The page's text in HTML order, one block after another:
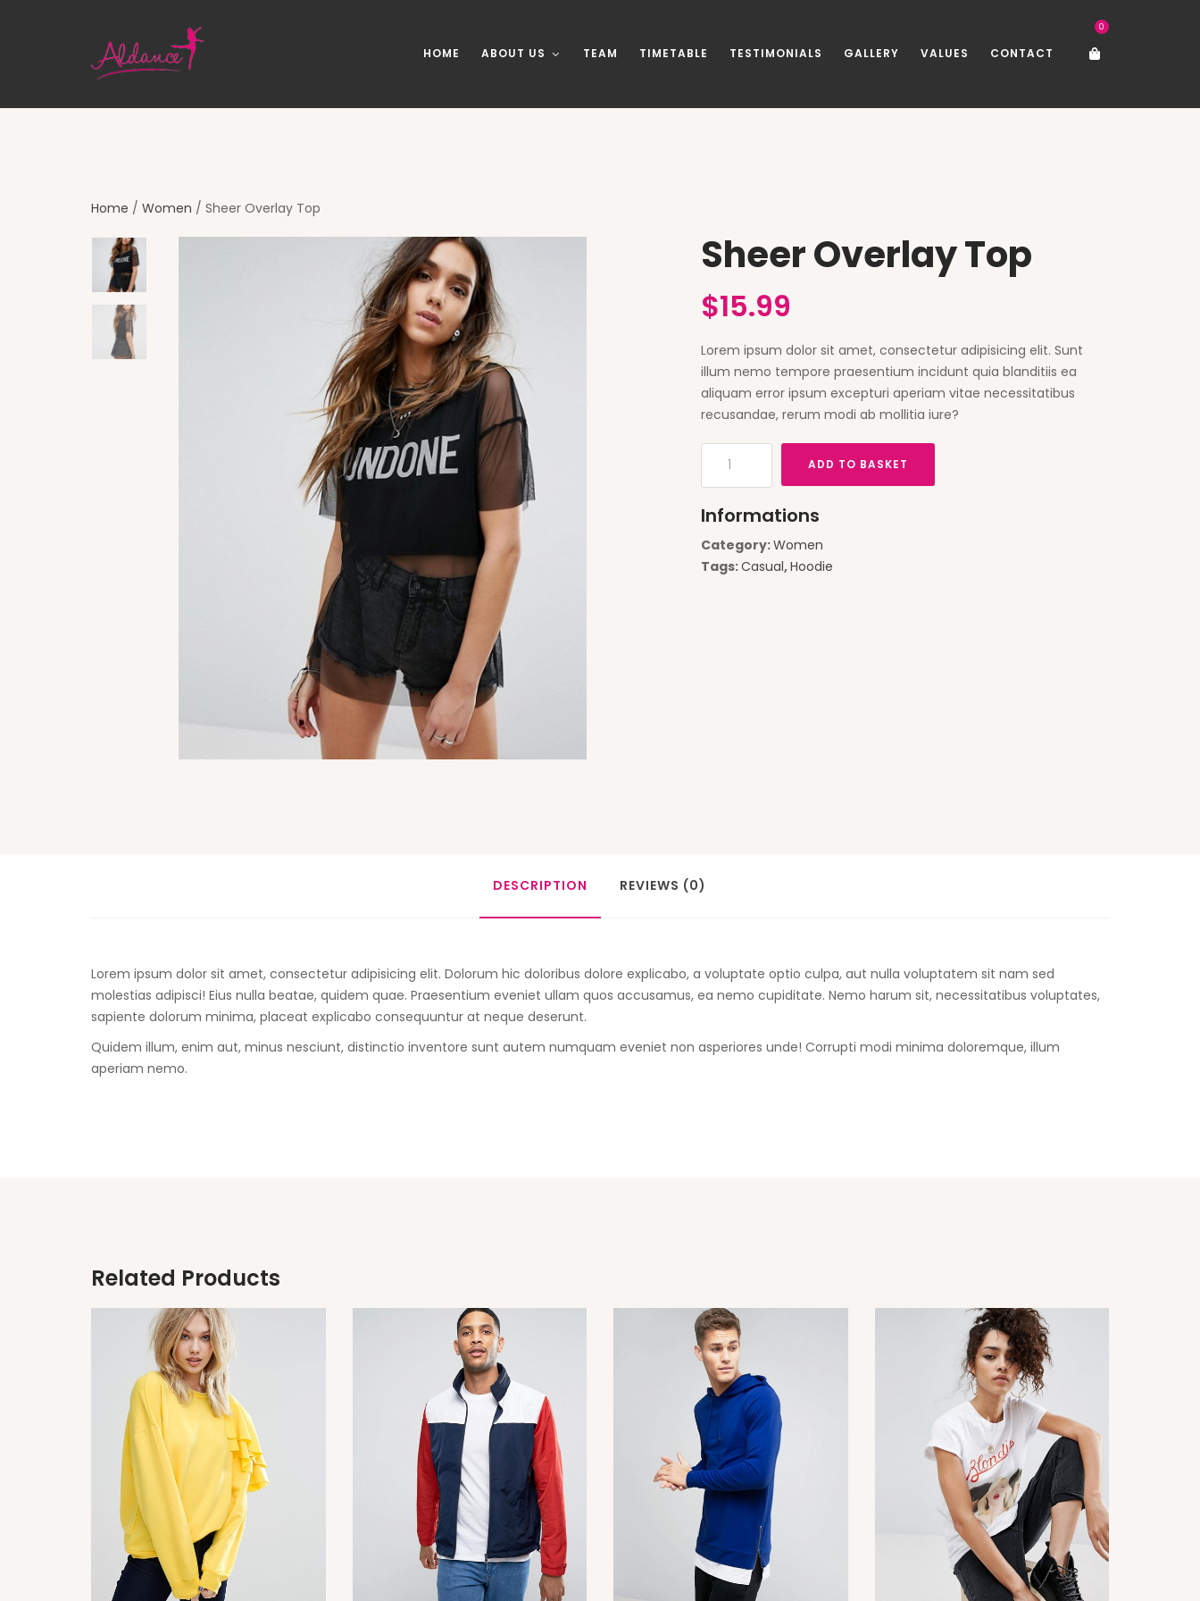
0
HOME ABOUT US TEAM TIMETABLE TESTIMONIALS GALLERY VALUES CONTACT
Home / Women / Sheer Overlay Top
Sheer Overlay Top
$15.99
Lorem ipsum dolor sit amet, consectetur adipisicing elit. Sunt
illum nemo tempore praesentium incidunt quia blanditiis ea
aliquam error ipsum excepturi aperiam vitae necessitatibus
recusandae, rerum modi ab mollitia iure?
ADD TO BASKET
Informations
Category:Women
Tags:Casual,Hoodie
DESCRIPTION REVIEWS (0)
Lorem ipsum dolor sit amet, consectetur adipisicing elit. Dolorum hic doloribus dolore explicabo, a voluptate optio culpa, aut nulla voluptatem sit nam sed
molestias adipisci! Eius nulla beatae, quidem quae. Praesentium eveniet ullam quos accusamus, ea nemo cupiditate. Nemo harum sit, necessitatibus voluptates,
sapiente dolorum minima, placeat explicabo consequuntur at neque deserunt.
Quidem illum, enim aut, minus nesciunt, distinctio inventore sunt autem numquam eveniet non asperiores unde! Corrupti modi minima doloremque, illum
aperiam nemo.
Related Products